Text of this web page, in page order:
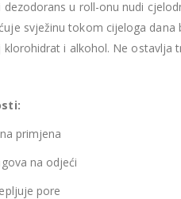
dezodorans u roll-onu nudi
svježinu tokom cijeloga dana
klorohidrat i alkohol. Ne ostavlja
primjena
na odjeći
pore